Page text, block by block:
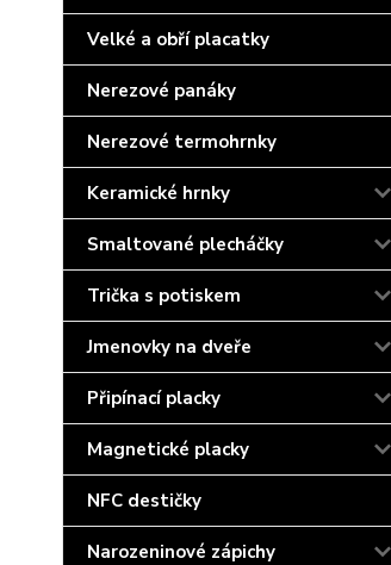
Velké a obří placatky
Nerezové panáky
Nerezové termohrnky
Keramické hrnky
Smaltované plecháčky
Trička s potiskem
Jmenovky na dveře
Připínací placky
Magnetické placky
NFC destičky
Narozeninové zápichy